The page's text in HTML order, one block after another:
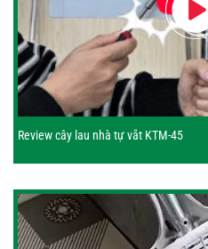
Review cây lau nhà tự vắt KTM-45